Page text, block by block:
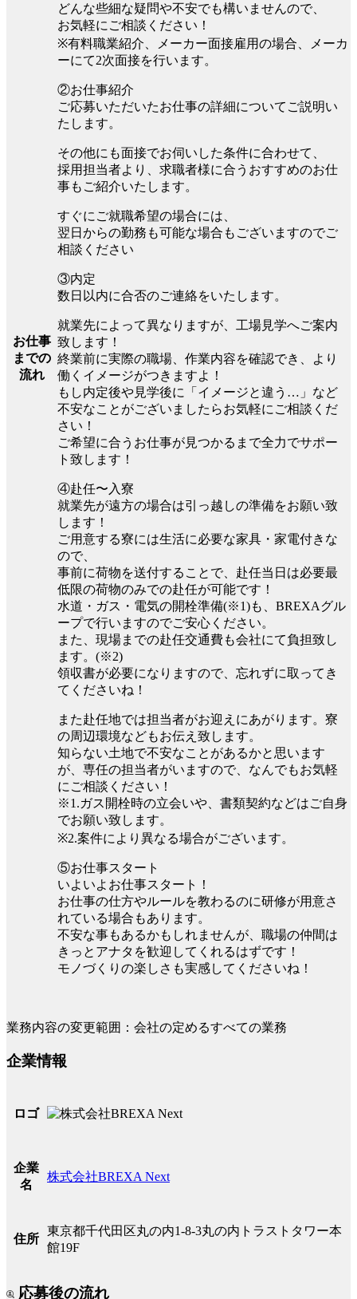
お仕事
までの
流れ
どんな些細な疑問や不安でも構いませんので、
お気軽にご相談ください！
※有料職業紹介、メーカー面接雇用の場合、メーカ
ーにて2次面接を行います。
②お仕事紹介
ご応募いただいたお仕事の詳細についてご説明い
たします。
その他にも面接でお伺いした条件に合わせて、
採用担当者より、求職者様に合うおすすめのお仕
事もご紹介いたします。
すぐにご就職希望の場合には、
翌日からの勤務も可能な場合もございますのでご
相談ください
③内定
数日以内に合否のご連絡をいたします。
就業先によって異なりますが、工場見学へご案内
致します！
終業前に実際の職場、作業内容を確認でき、より
働くイメージがつきますよ！
もし内定後や見学後に「イメージと違う…」など
不安なことがございましたらお気軽にご相談くだ
さい！
ご希望に合うお仕事が見つかるまで全力でサポー
ト致します！
④赴任〜入寮
就業先が遠方の場合は引っ越しの準備をお願い致
します！
ご用意する寮には生活に必要な家具・家電付きな
ので、
事前に荷物を送付することで、赴任当日は必要最
低限の荷物のみでの赴任が可能です！
水道・ガス・電気の開栓準備(※1)も、BREXAグル
ープで行いますのでご安心ください。
また、現場までの赴任交通費も会社にて負担致し
ます。(※2)
領収書が必要になりますので、忘れずに取ってき
てくださいね！
また赴任地では担当者がお迎えにあがります。寮
の周辺環境などもお伝え致します。
知らない土地で不安なことがあるかと思います
が、専任の担当者がいますので、なんでもお気軽
にご相談ください！
※1.ガス開栓時の立会いや、書類契約などはご自身
でお願い致します。
※2.案件により異なる場合がございます。
⑤お仕事スタート
いよいよお仕事スタート！
お仕事の仕方やルールを教わるのに研修が用意さ
れている場合もあります。
不安な事もあるかもしれませんが、職場の仲間は
きっとアナタを歓迎してくれるはずです！
モノづくりの楽しさも実感してくださいね！
業務内容の変更範囲：会社の定めるすべての業務
企業情報
ロゴ
企業
名
株式会社BREXA Next
住所
東京都千代田区丸の内1-8-3丸の内トラストタワー本
館19F
応募後の流れ